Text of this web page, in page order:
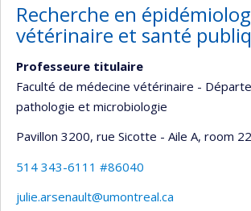
Recherche en
vétérinaire et santé
Professeure titulaire
Faculté de médecine vétérinaire -
pathologie et microbiologie
Pavillon 3200, rue Sicotte - Aile A, room
514 343-6111 #86040
julie.arsenault@umontreal.ca